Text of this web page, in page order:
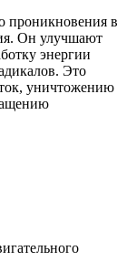
проникновения в
Он улучшают
энергии
Это
уничтожению